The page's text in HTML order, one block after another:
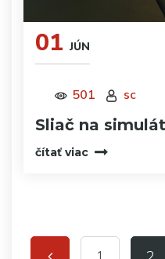
01 JÚN
501 sc
Sliač na
čítať viac